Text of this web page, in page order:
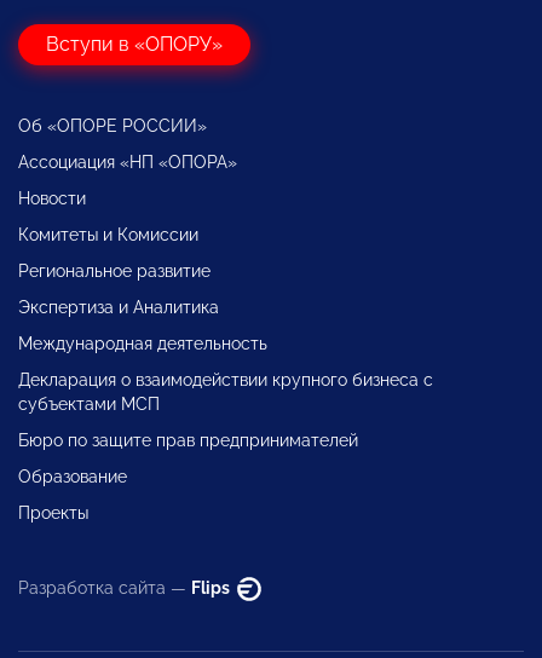
Вступи в «ОПОРУ»
Об «ОПОРЕ РОССИИ»
Ассоциация «НП «ОПОРА»
Новости
Комитеты и Комиссии
Региональное развитие
Экспертиза и Аналитика
Международная деятельность
Декларация о взаимодействии крупного бизнеса с
субъектами МСП
Бюро по защите прав предпринимателей
Образование
Проекты
Разработка сайта — Flips